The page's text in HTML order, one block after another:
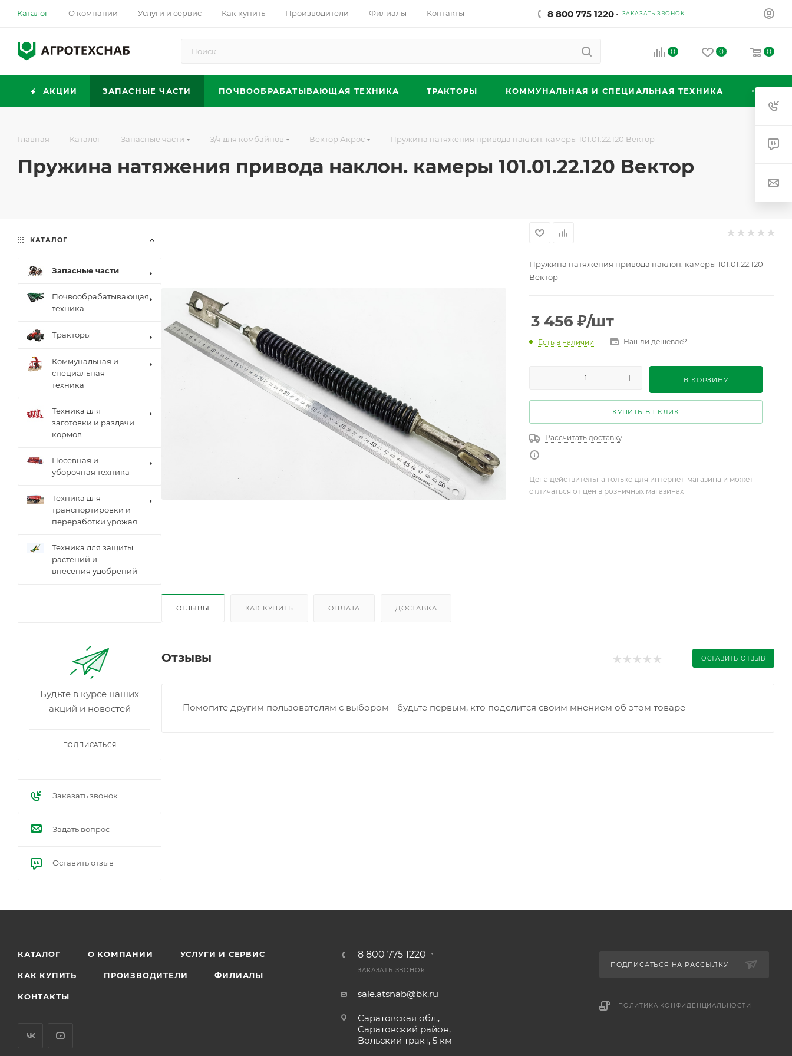
Каталог О компании Услуги и сервис Как купить Производители Филиалы Контакты 8 800 775 1220 ЗАКАЗАТЬ ЗВОНОК
0 0 0
АКЦИИ ЗАПАСНЫЕ ЧАСТИ ПОЧВООБРАБАТЫВАЮЩАЯ ТЕХНИКА ТРАКТОРЫ КОММУНАЛЬНАЯ И СПЕЦИАЛЬНАЯ ТЕХНИКА
Главная — Каталог — Запасные части — З/ч для комбайнов — Вектор Акрос — Пружина натяжения привода наклон. камеры 101.01.22.120 Вектор
Пружина натяжения привода наклон. камеры 101.01.22.120 Вектор
Пружина натяжения привода наклон. камеры 101.01.22.120
Вектор
3 456 ₽/шт
Есть в наличии Нашли дешевле?
В КОРЗИНУ
КУПИТЬ В 1 КЛИК
Рассчитать доставку
Цена действительна только для интернет-магазина и может
отличаться от цен в розничных магазинах
ОТЗЫВЫ КАК КУПИТЬ ОПЛАТА ДОСТАВКА
Отзывы ОСТАВИТЬ ОТЗЫВ
Помогите другим пользователям с выбором - будьте первым, кто поделится своим мнением об этом товаре
КАТАЛОГ
Запасные части
Почвообрабатывающая
техника
Тракторы
Коммунальная и
специальная
техника
Техника для
заготовки и раздачи
кормов
Посевная и
уборочная техника
Техника для
транспортировки и
переработки урожая
Техника для защиты
растений и
внесения удобрений
Будьте в курсе наших
акций и новостей
ПОДПИСАТЬСЯ
Заказать звонок
Задать вопрос
Оставить отзыв
КАТАЛОГ О КОМПАНИИ УСЛУГИ И СЕРВИС
КАК КУПИТЬ ПРОИЗВОДИТЕЛИ ФИЛИАЛЫ
КОНТАКТЫ
8 800 775 1220
ЗАКАЗАТЬ ЗВОНОК
sale.atsnab@bk.ru
Саратовская обл.,
Саратовский район,
Вольский тракт, 5 км
ПОДПИСАТЬСЯ НА РАССЫЛКУ
ПОЛИТИКА КОНФИДЕНЦИАЛЬНОСТИ